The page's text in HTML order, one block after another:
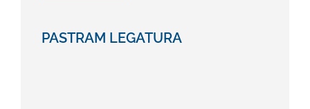
PASTRAM LEGATURA